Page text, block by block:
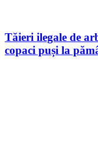
Tăieri ilegale de
copaci puși la